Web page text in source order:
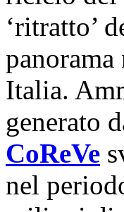
‘ritratto’
Italia.
generato
CoReVe
nel